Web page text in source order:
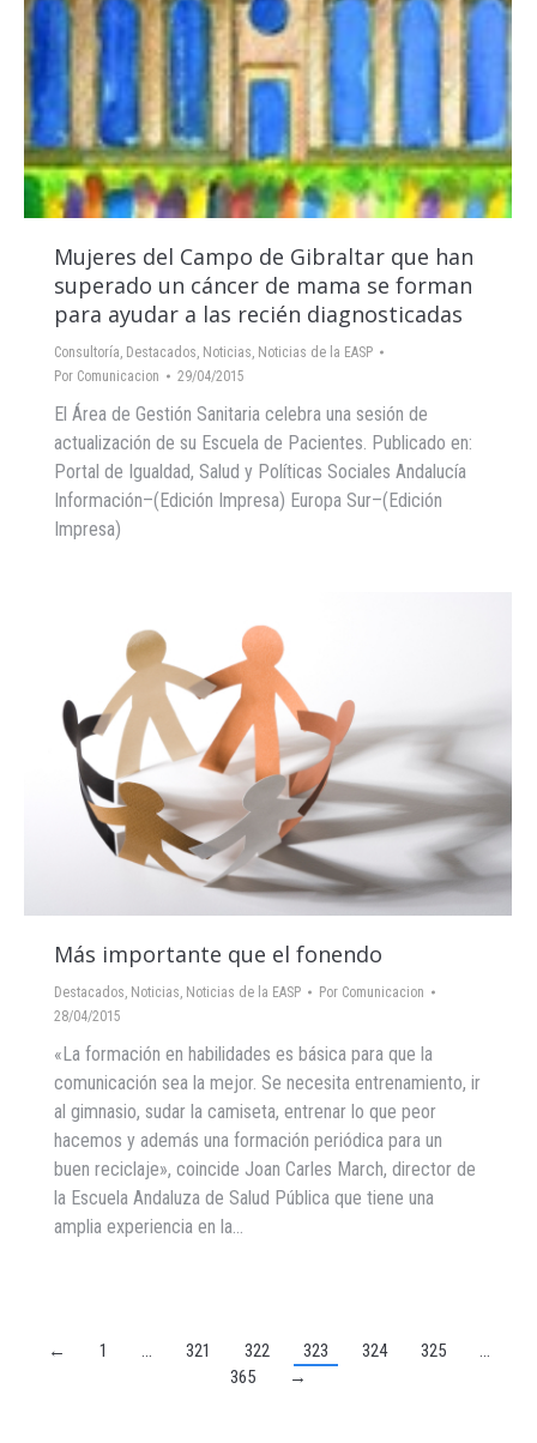
Mujeres del Campo de Gibraltar que han
superado un cáncer de mama se forman
para ayudar a las recién diagnosticadas
Consultoría, Destacados, Noticias, Noticias de la EASP
Por Comunicacion 29/04/2015
El Área de Gestión Sanitaria celebra una sesión de
actualización de su Escuela de Pacientes. Publicado en:
Portal de Igualdad, Salud y Políticas Sociales Andalucía
Información–(Edición Impresa) Europa Sur–(Edición
Impresa)
Más importante que el fonendo
Destacados, Noticias, Noticias de la EASP Por Comunicacion
28/04/2015
«La formación en habilidades es básica para que la
comunicación sea la mejor. Se necesita entrenamiento, ir
al gimnasio, sudar la camiseta, entrenar lo que peor
hacemos y además una formación periódica para un
buen reciclaje», coincide Joan Carles March, director de
la Escuela Andaluza de Salud Pública que tiene una
amplia experiencia en la…
← 1 … 321 322 323 324 325
…
365
→